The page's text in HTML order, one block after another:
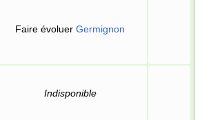
Faire évoluer Germignon
Indisponible